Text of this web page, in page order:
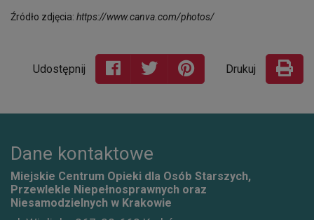
Źródło zdjęcia: https://www.canva.com/photos/
Udostępnij Drukuj
Dane kontaktowe
Miejskie Centrum Opieki dla Osób Starszych,
Przewlekle Niepełnosprawnych oraz
Niesamodzielnych w Krakowie